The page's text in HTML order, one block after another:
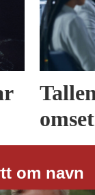
om navn